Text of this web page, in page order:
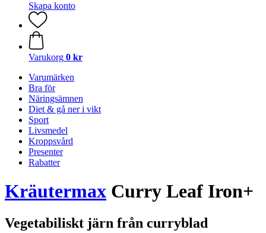
Skapa konto
Varukorg 0 kr
Varumärken
Bra för
Näringsämnen
Diet & gå ner i vikt
Sport
Livsmedel
Kroppsvård
Presenter
Rabatter
Kräutermax Curry Leaf Iron+
Vegetabiliskt järn från curryblad